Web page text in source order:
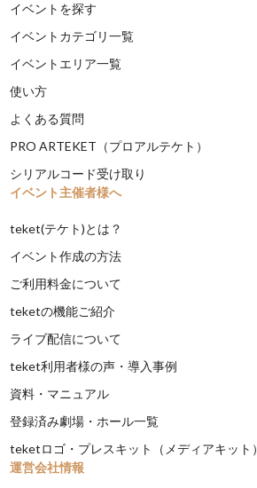
イベントを探す
イベントカテゴリ一覧
イベントエリア一覧
使い方
よくある質問
PRO ARTEKET（プロアルテケト）
シリアルコード受け取り
イベント主催者様へ
teket(テケト)とは？
イベント作成の方法
ご利用料金について
teketの機能ご紹介
ライブ配信について
teket利用者様の声・導入事例
資料・マニュアル
登録済み劇場・ホール一覧
teketロゴ・プレスキット（メディアキット）
運営会社情報